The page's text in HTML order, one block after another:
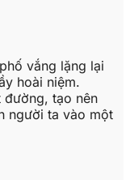
vắng lặng lại
hoài niệm.
đường, tạo nên
người ta vào một